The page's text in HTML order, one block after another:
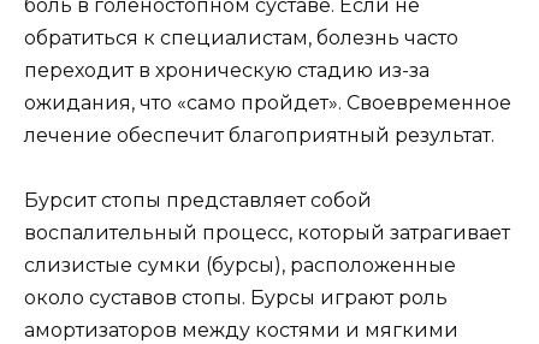
боль в голеностопном суставе. Если не
обратиться к специалистам, болезнь часто
переходит в хроническую стадию из-за
ожидания, что «само пройдет». Своевременное
лечение обеспечит благоприятный результат.
Бурсит стопы представляет собой
воспалительный процесс, который затрагивает
слизистые сумки (бурсы), расположенные
около суставов стопы. Бурсы играют роль
амортизаторов между костями и мягкими